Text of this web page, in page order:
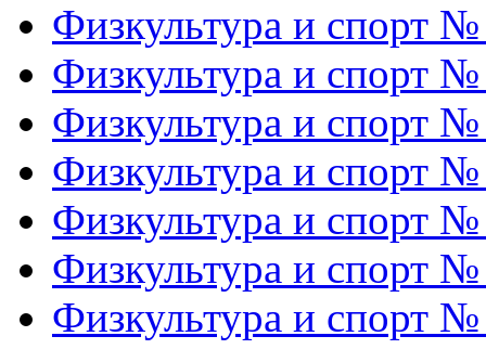
Физкультура и спорт
Физкультура и спорт
Физкультура и спорт
Физкультура и спорт
Физкультура и спорт
Физкультура и спорт
Физкультура и спорт